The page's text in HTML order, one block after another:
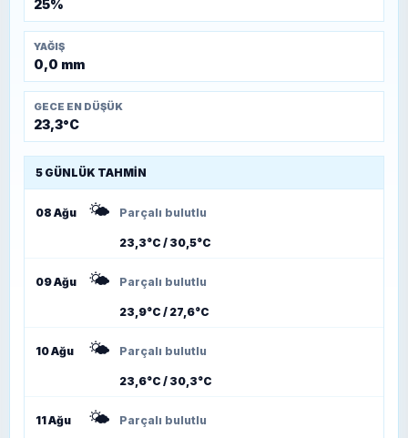
25%
YAĞIŞ
0,0 mm
GECE EN DÜŞÜK
23,3°C
5 GÜNLÜK TAHMIN
08 Ağu 🌤️ Parçalı bulutlu
23,3°C / 30,5°C
09 Ağu 🌤️ Parçalı bulutlu
23,9°C / 27,6°C
10 Ağu 🌤️ Parçalı bulutlu
23,6°C / 30,3°C
11 Ağu 🌤️ Parçalı bulutlu